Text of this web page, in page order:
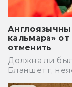
кальмара»
отменить
Должна ли
Бланшетт,